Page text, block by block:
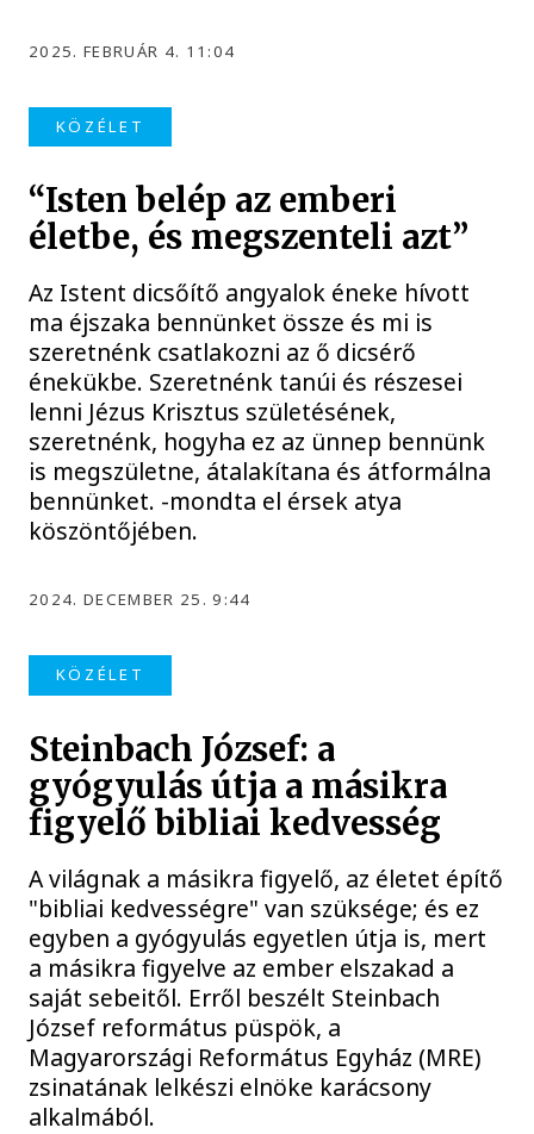
2025. FEBRUÁR 4. 11:04
KÖZÉLET
“Isten belép az emberi
életbe, és megszenteli azt”
Az Istent dicsőítő angyalok éneke hívott
ma éjszaka bennünket össze és mi is
szeretnénk csatlakozni az ő dicsérő
énekükbe. Szeretnénk tanúi és részesei
lenni Jézus Krisztus születésének,
szeretnénk, hogyha ez az ünnep bennünk
is megszületne, átalakítana és átformálna
bennünket. -mondta el érsek atya
köszöntőjében.
2024. DECEMBER 25. 9:44
KÖZÉLET
Steinbach József: a
gyógyulás útja a másikra
figyelő bibliai kedvesség
A világnak a másikra figyelő, az életet építő
"bibliai kedvességre" van szüksége; és ez
egyben a gyógyulás egyetlen útja is, mert
a másikra figyelve az ember elszakad a
saját sebeitől. Erről beszélt Steinbach
József református püspök, a
Magyarországi Református Egyház (MRE)
zsinatának lelkészi elnöke karácsony
alkalmából.